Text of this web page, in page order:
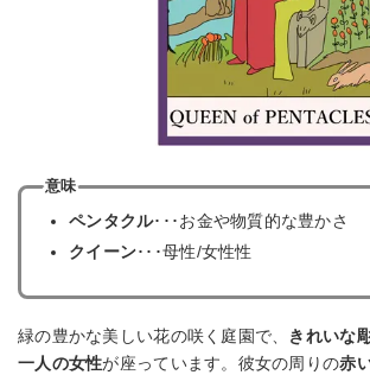
意味
ペンタクル･･･お金や物質的な豊かさ
クイーン･･･母性/女性性
緑の豊かな美しい花の咲く庭園で、 きれいな
一人の女性が座っています。彼女の周りの赤